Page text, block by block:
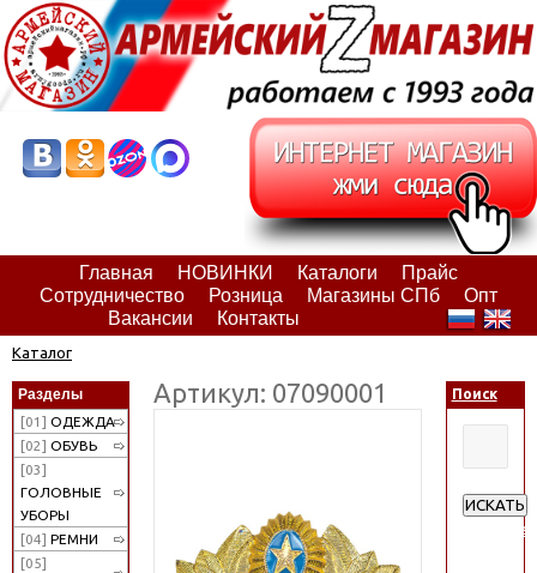
Главная НОВИНКИ Каталоги
Прайс
Сотрудничество
Розница Магазины СПб
Опт
Вакансии
Контакты
Каталог
Разделы
[01] ОДЕЖДА
[02] ОБУВЬ
[03]
ГОЛОВНЫЕ
УБОРЫ
[04] РЕМНИ
[05]
Артикул: 07090001 Поиск
ИСКАТЬ